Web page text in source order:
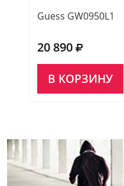
Guess GW0950L1
20 890
В КОРЗИНУ